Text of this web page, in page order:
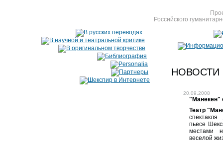
Российского
НОВОСТИ
20.09.2008
"Манекен"
Театр
спектакля
пьесе
местами
веселой